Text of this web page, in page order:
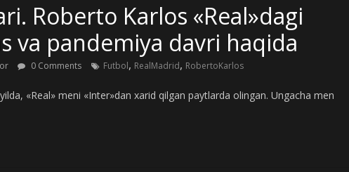
Roberto Karlos «Real»dagi
va pandemiya davri haqida
0 Comments Futbol, RealMadrid, RobertoKarlos
«Real» meni «Inter»dan xarid qilgan paytlarda olingan. Ungacha men